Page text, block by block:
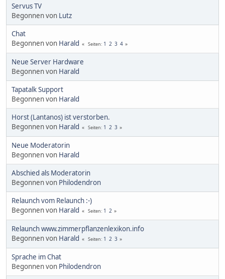
Servus TV
Begonnen von Lutz
Chat
Begonnen von Harald Seiten 1 2 3 4
Neue Server Hardware
Begonnen von Harald
Tapatalk Support
Begonnen von Harald
Horst (Lantanos) ist verstorben.
Begonnen von Harald Seiten 1 2 3
Neue Moderatorin
Begonnen von Harald
Abschied als Moderatorin
Begonnen von Philodendron
Relaunch vom Relaunch :-)
Begonnen von Harald Seiten 1 2
Relaunch www.zimmerpflanzenlexikon.info
Begonnen von Harald Seiten 1 2 3
Sprache im Chat
Begonnen von Philodendron